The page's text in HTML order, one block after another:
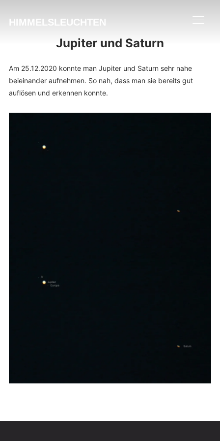
HIMMELSLEUCHTEN
Jupiter und Saturn
Am 25.12.2020 konnte man Jupiter und Saturn sehr nahe
beieinander aufnehmen. So nah, dass man sie bereits gut
auflösen und erkennen konnte.